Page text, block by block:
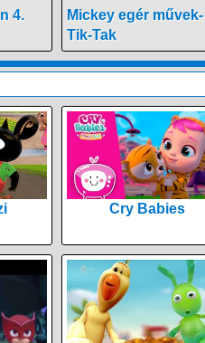
4.
Mickey egér művek-
Tik-Tak
Cry Babies